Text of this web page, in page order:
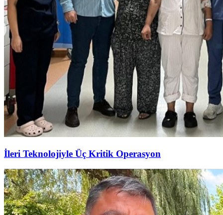
İleri Teknolojiyle Üç Kritik Operasyon